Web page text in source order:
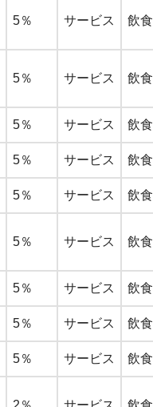
5％ サービス 飲
5％ サービス 飲
5％ サービス 飲
5％ サービス 飲
5％ サービス 飲
5％ サービス 飲
5％ サービス 飲
5％ サービス 飲
5％ サービス 飲